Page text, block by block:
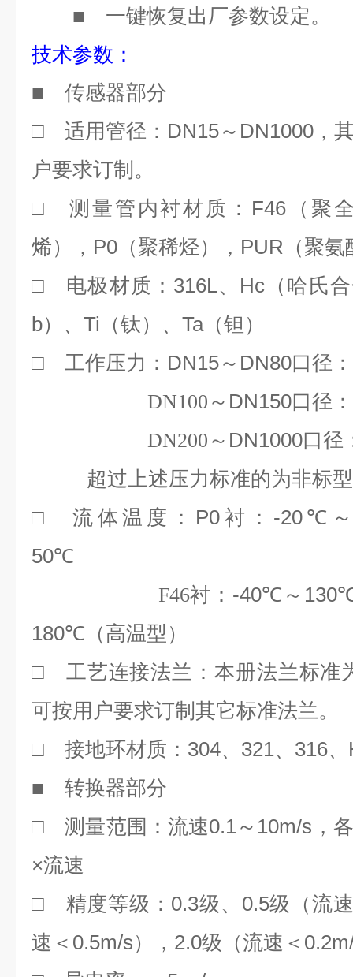
■ 一键恢复出厂参数设定。
技术参数：
■ 传感器部分
□ 适用管径： DN15～ DN1000 ，
户要求订制。
□
测量管内衬材质： F46 （聚
烯）， P0 （聚稀烃）， PUR （聚
□ 电极材质： 316L、 Hc （哈氏
b）、 Ti （钛）、 Ta（钽）
□ 工作压力： DN15～ DN80口径：
DN100 ～ DN150口径：
DN200 ～ DN1000口径
超过上述压力标准的为非标
□
流体温度： P0 衬： -20℃
50℃
F46衬： -40℃ ～
180℃ （高温型）
□ 工艺连接法兰：本册法兰标准
可按用户要求订制其它标准法兰。
□ 接地环材质： 304、 321、 316、
■ 转换器部分
□ 测量范围：流速0.1～ 10m/s ，
×流速
□ 精度等级： 0.3级、 0.5级（流
速＜ 0.5m/s）， 2.0级（流速＜